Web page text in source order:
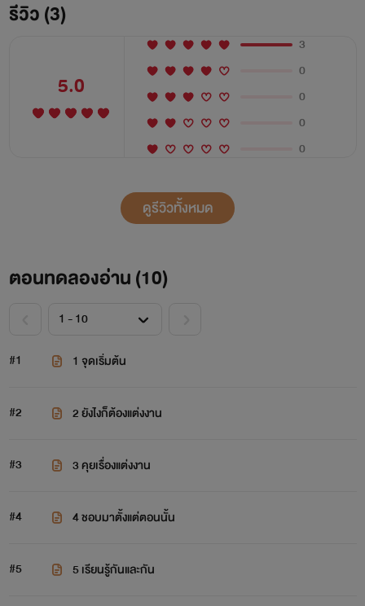
รีวิว (3)
5.0
3
0
0
0
0
ดูรีวิวทั้งหมด
ตอนทดลองอ่าน (10)
#1 1 จุดเริ่มต้น
#2 2 ยังไงก็ต้องแต่งงาน
#3 3 คุยเรื่องแต่งงาน
#4 4 ชอบมาตั้งแต่ตอนนั้น
#5 5 เรียนรู้กันและกัน